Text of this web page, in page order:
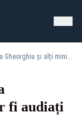
SURSE: Vicepremierul Oana Gheorghiu și alți miniștri vor fi audiați la DNA
fi audiați